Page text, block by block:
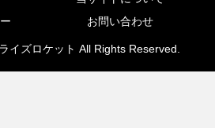
お問い合わせ
イズロケット All Rights Reserved.